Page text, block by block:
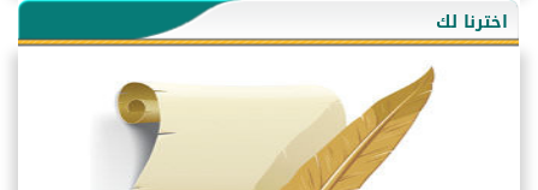
أُسُـسُ بَـيْـتِ الـمُسْـلِمِ
التَّعْلِيمُ القُرْآنِي
كلمة إلى إخواني السلفيين في الجزائر
اخترنا لك